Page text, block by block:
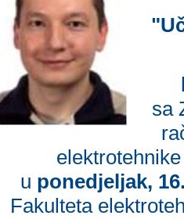
sa
u ponedjeljak,
Fakulteta